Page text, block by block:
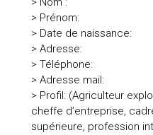
> Prénom:
> Date de naissance:
> Adresse:
> Téléphone:
> Adresse mail:
> Profil: (Agriculteur
cheffe d’entreprise,
supérieure, profession